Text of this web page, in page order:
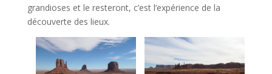
grandioses et le resteront, c’est l’expérience de la
découverte des lieux.